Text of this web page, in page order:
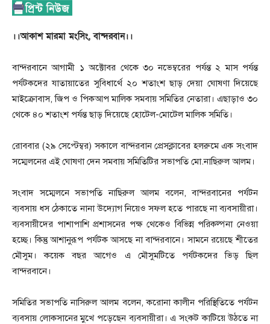
।।আকাশ মারমা মংসিং, বান্দরবান।।
বান্দরবানে আগামী ১ অক্টোবর থেকে ৩০ নভেম্বরের পর্যন্ত ২ মাস পর্যন্ত
পর্যটকদের যাতায়াতের সুবিধার্থে ২০ শতাংশ ছাড় দেয়া ঘোষণা দিয়েছে
মাইক্রোবাস, জিপ ও পিকআপ মালিক সমবায় সমিতির নেতারা। এছাড়াও ৩০
থেকে ৪০ শতাংশ পর্যন্ত ছাড় দিয়েছে হোটেল-মোটেল মালিক সমিতি।
রোববার (২৯ সেপ্টেম্বর) সকালে বান্দরবান প্রেসক্লাবের হলরুমে এক সংবাদ
সম্মেলনের এই ঘোষণা দেন সমবায় সমিতিটির সভাপতি মো.নাছিরুল আলম।
সংবাদ সম্মেলনে সভাপতি নাছিরুল আলম বলেন, বান্দরবানের পর্যটন
ব্যবসায় ধস ঠেকাতে নানা উদ্যোগ নিয়েও সফল হতে পারছে না ব্যবসায়ীরা।
ব্যবসায়ীদের পাশাপাশি প্রশাসনের পক্ষ থেকেও বিভিন্ন পরিকল্পনা নেওয়া
হচ্ছে। কিন্তু আশানুরূপ পর্যটক আসছে না বান্দরবানে। সামনে রয়েছে শীতের
মৌসুম। কয়েক বছর আগেও এ মৌসুমটিতে পর্যটকদের ভিড় ছিল
বান্দরবানে।
সমিতির সভাপতি নাসিরুল আলম বলেন, করোনা কালীন পরিস্থিতিতে পর্যটন
ব্যবসায় লোকসানের মুখে পড়েছেন ব্যবসায়ীরা। এ সংকট কাটিয়ে উঠতে না